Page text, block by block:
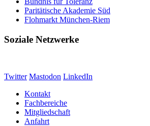
Paritätische Akademie Süd
Flohmarkt München-Riem
Soziale Netzwerke
Twitter Mastodon LinkedIn
Kontakt
Fachbereiche
Mitgliedschaft
Anfahrt